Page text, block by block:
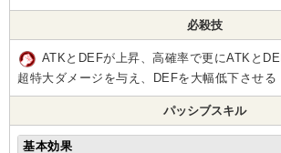
必殺技
ATKとDEFが上昇、高確率で更にATKと
超特大ダメージを与え、DEFを大幅低下させる
パッシブスキル
基本効果